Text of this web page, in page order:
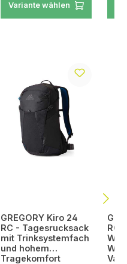
Variante wählen
GREGORY Kiro 24
RC - Tagesrucksack
mit Trinksystemfach
und hohem
Tragekomfort
RC -